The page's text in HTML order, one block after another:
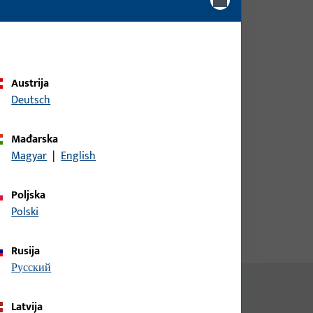
i
Prijavite se podacima kupca da
Austrija
Deutsch
Mađarska
Magyar | English
Poljska
Polski
Rusija
русский
Latvija